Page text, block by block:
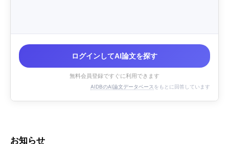
ログインしてAI論文を探す
無料会員登録ですぐに利用できます
AIDBのAI論文データベース をもとに回答しています
お知らせ